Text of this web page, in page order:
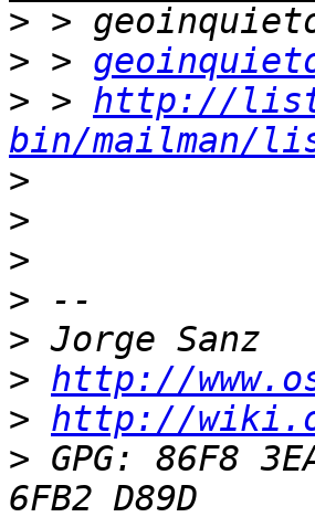
>
> >
> > http://
bin/mailman/
>
>
>
>
>
> http://
> http://
> GPG: 86F8